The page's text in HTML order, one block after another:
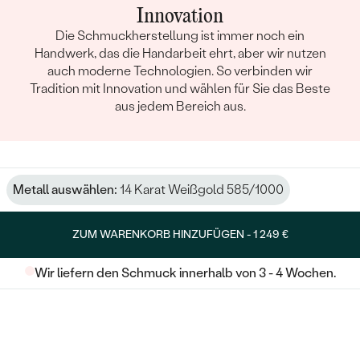
Innovation
Die Schmuckherstellung ist immer noch ein
Handwerk, das die Handarbeit ehrt, aber wir nutzen
auch moderne Technologien. So verbinden wir
Tradition mit Innovation und wählen für Sie das Beste
aus jedem Bereich aus.
Metall auswählen: 14 Karat Weißgold 585/1000
ZUM WARENKORB HINZUFÜGEN -1 249 €
Wir liefern den Schmuck innerhalb von 3 - 4 Wochen.